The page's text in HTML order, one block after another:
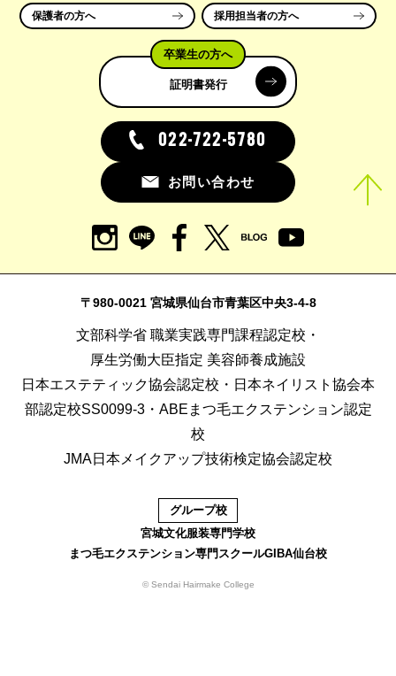
保護者の方へ 採用担当者の方へ
卒業生の方へ
証明書発行
022-722-5780
お問い合わせ
〒980-0021 宮城県仙台市青葉区中央3-4-8
文部科学省 職業実践専門課程認定校・
厚生労働大臣指定 美容師養成施設
日本エステティック協会認定校・日本ネイリスト協会本
部認定校SS0099-3・ABEまつ毛エクステンション認定
校
JMA日本メイクアップ技術検定協会認定校
グループ校
宮城文化服装専門学校
まつ毛エクステンション専門スクールGIBA仙台校
© Sendai Hairmake College